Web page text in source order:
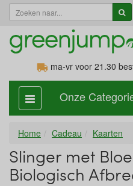
ma-vr voor 21.30
categorie
aan,
Onze
Home Cadeau Kaarten
Slinger met
Biologisch